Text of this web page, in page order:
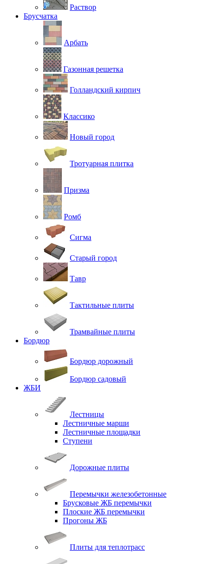
Раствор
Брусчатка
Арбать
Газонная решетка
Голландский кирпич
Классико
Новый город
Тротуарная плитка
Призма
Ромб
Сигма
Старый город
Тавр
Тактильные плиты
Трамвайные плиты
Бордюр
Бордюр дорожный
Бордюр садовый
ЖБИ
Лестницы
Лестничные марши
Лестничные площадки
Ступени
Дорожные плиты
Перемычки железобетонные
Брусковые ЖБ перемычки
Плоские ЖБ перемычки
Прогоны ЖБ
Плиты для теплотрасс